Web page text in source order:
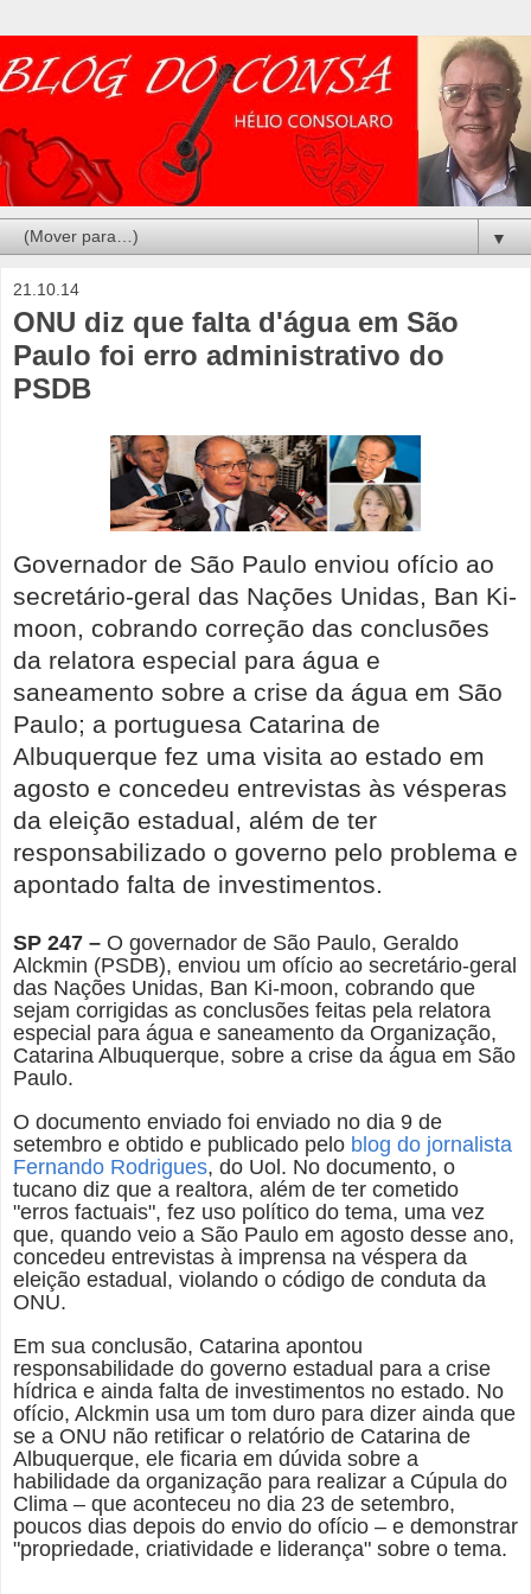
▼
21.10.14
ONU diz que falta d'água em São
Paulo foi erro administrativo do
PSDB
Governador de São Paulo enviou ofício ao
secretário-geral das Nações Unidas, Ban Ki-
moon, cobrando correção das conclusões
da relatora especial para água e
saneamento sobre a crise da água em São
Paulo; a portuguesa Catarina de
Albuquerque fez uma visita ao estado em
agosto e concedeu entrevistas às vésperas
da eleição estadual, além de ter
responsabilizado o governo pelo problema e
apontado falta de investimentos.
SP 247 – O governador de São Paulo, Geraldo
Alckmin (PSDB), enviou um ofício ao secretário-geral
das Nações Unidas, Ban Ki-moon, cobrando que
sejam corrigidas as conclusões feitas pela relatora
especial para água e saneamento da Organização,
Catarina Albuquerque, sobre a crise da água em São
Paulo.
O documento enviado foi enviado no dia 9 de
setembro e obtido e publicado pelo blog do jornalista
Fernando Rodrigues, do Uol. No documento, o
tucano diz que a realtora, além de ter cometido
"erros factuais", fez uso político do tema, uma vez
que, quando veio a São Paulo em agosto desse ano,
concedeu entrevistas à imprensa na véspera da
eleição estadual, violando o código de conduta da
ONU.
Em sua conclusão, Catarina apontou
responsabilidade do governo estadual para a crise
hídrica e ainda falta de investimentos no estado. No
ofício, Alckmin usa um tom duro para dizer ainda que
se a ONU não retificar o relatório de Catarina de
Albuquerque, ele ficaria em dúvida sobre a
habilidade da organização para realizar a Cúpula do
Clima – que aconteceu no dia 23 de setembro,
poucos dias depois do envio do ofício – e demonstrar
"propriedade, criatividade e liderança" sobre o tema.